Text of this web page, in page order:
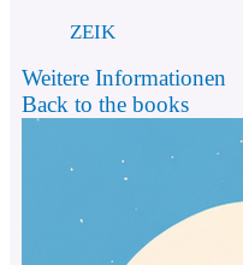
ZEIK
Weitere Informationen
Back to the books